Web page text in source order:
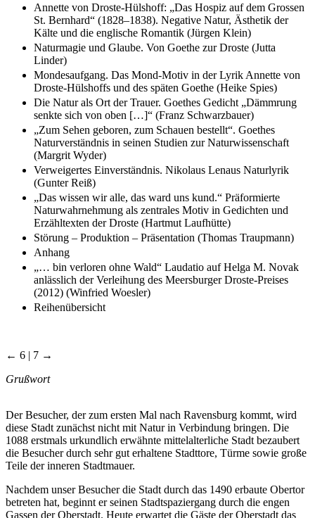
Annette von Droste-Hülshoff: „Das Hospiz auf dem Grossen
St. Bernhard“ (1828–1838). Negative Natur, Ästhetik der
Kälte und die englische Romantik (Jürgen Klein)
Naturmagie und Glaube. Von Goethe zur Droste (Jutta
Linder)
Mondesaufgang. Das Mond-Motiv in der Lyrik Annette von
Droste-Hülshoffs und des späten Goethe (Heike Spies)
Die Natur als Ort der Trauer. Goethes Gedicht „Dämmrung
senkte sich von oben […]“ (Franz Schwarzbauer)
„Zum Sehen geboren, zum Schauen bestellt“. Goethes
Naturverständnis in seinen Studien zur Naturwissenschaft
(Margrit Wyder)
Verweigertes Einverständnis. Nikolaus Lenaus Naturlyrik
(Gunter Reiß)
„Das wissen wir alle, das ward uns kund.“ Präformierte
Naturwahrnehmung als zentrales Motiv in Gedichten und
Erzähltexten der Droste (Hartmut Laufhütte)
Störung – Produktion – Präsentation (Thomas Traupmann)
Anhang
„… bin verloren ohne Wald“ Laudatio auf Helga M. Novak
anlässlich der Verleihung des Meersburger Droste-Preises
(2012) (Winfried Woesler)
Reihenübersicht
← 6 | 7 →
Grußwort
Der Besucher, der zum ersten Mal nach Ravensburg kommt, wird
diese Stadt zunächst nicht mit Natur in Verbindung bringen. Die
1088 erstmals urkundlich erwähnte mittelalterliche Stadt bezaubert
die Besucher durch sehr gut erhaltene Stadttore, Türme sowie große
Teile der inneren Stadtmauer.
Nachdem unser Besucher die Stadt durch das 1490 erbaute Obertor
betreten hat, beginnt er seinen Stadtspaziergang durch die engen
Gassen der Oberstadt. Heute erwartet die Gäste der Oberstadt das